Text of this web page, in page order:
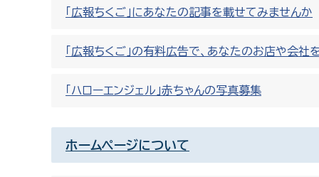
「広報ちくご」にあなたの記事を載せてみませんか
「広報ちくご」の有料広告で、あなたのお店や会社
「ハローエンジェル」赤ちゃんの写真募集
ホームページについて